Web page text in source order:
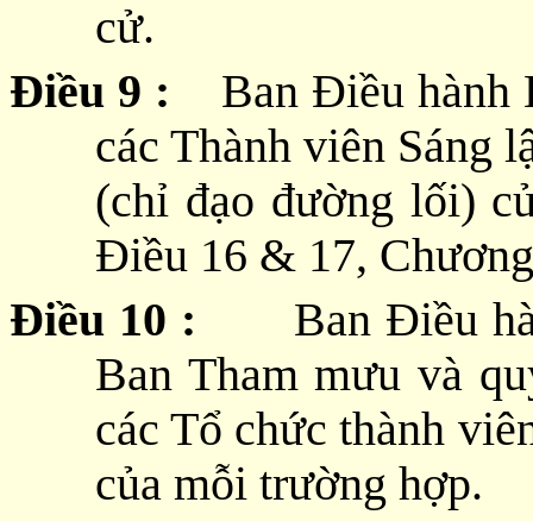
cử.
Điều 9 : Ban Điều hành
các Thành viên Sáng
(chỉ đạo đường lối)
Điều 16 & 17,
Điều 10 : Ban Điều
Ban Tham mưu và
các Tổ chức thành
của mỗi trường hợp.